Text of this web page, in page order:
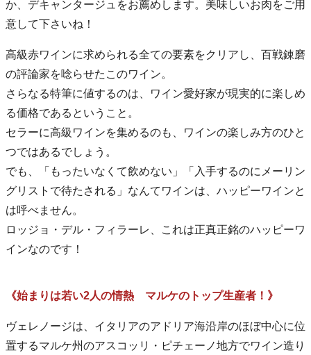
か、デキャンタージュをお薦めします。美味しいお肉をご用
意して下さいね！
高級赤ワインに求められる全ての要素をクリアし、百戦錬磨
の評論家を唸らせたこのワイン。
さらなる特筆に値するのは、ワイン愛好家が現実的に楽しめ
る価格であるということ。
セラーに高級ワインを集めるのも、ワインの楽しみ方のひと
つではあるでしょう。
でも、「もったいなくて飲めない」「入手するのにメーリン
グリストで待たされる」なんてワインは、ハッピーワインと
は呼べません。
ロッジョ・デル・フィラーレ、これは正真正銘のハッピーワ
インなのです！
《始まりは若い2人の情熱 マルケのトップ生産者！》
ヴェレノージは、イタリアのアドリア海沿岸のほぼ中心に位
置するマルケ州のアスコッリ・ピチェーノ地方でワイン造り